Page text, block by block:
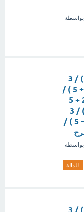
بواسطة
العكسية للدالة: ( ) = ( 2 + 5 ) / 3
f(x)=(2x+5)/3؟ أ- ( ) = ( 3 + 5 ) /
2 g(x)=(3x+5)/2 ب- ( ) = 2 + 5
g(x)=2x+5 ج- ( ) = ( 2 + 5 ) / 3
g(x)=(2x+5)/3 د- ( ) = ( 3 − 5 ) /
بواسطة
للدالة
العكسية للدالة: ( ) = ( 2 + 5 ) / 3